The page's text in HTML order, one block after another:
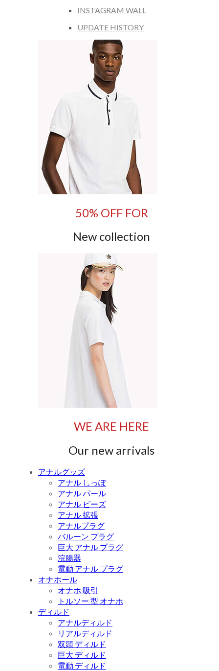
INSTAGRAM WALL
UPDATE HISTORY
50% OFF FOR
New collection
WE ARE HERE
Our new arrivals
アナルグッズ
アナル しっぽ
アナル パール
アナル ビーズ
アナル 拡張
アナルプラグ
バルーン プラグ
巨大 アナル プラグ
浣腸器
電動 アナル プラグ
オナホール
オナホ 吸引
トルソー 型 オナホ
ディルド
アナルディルド
リアルディルド
双頭 ディルド
巨大 ディルド
電動 ディルド